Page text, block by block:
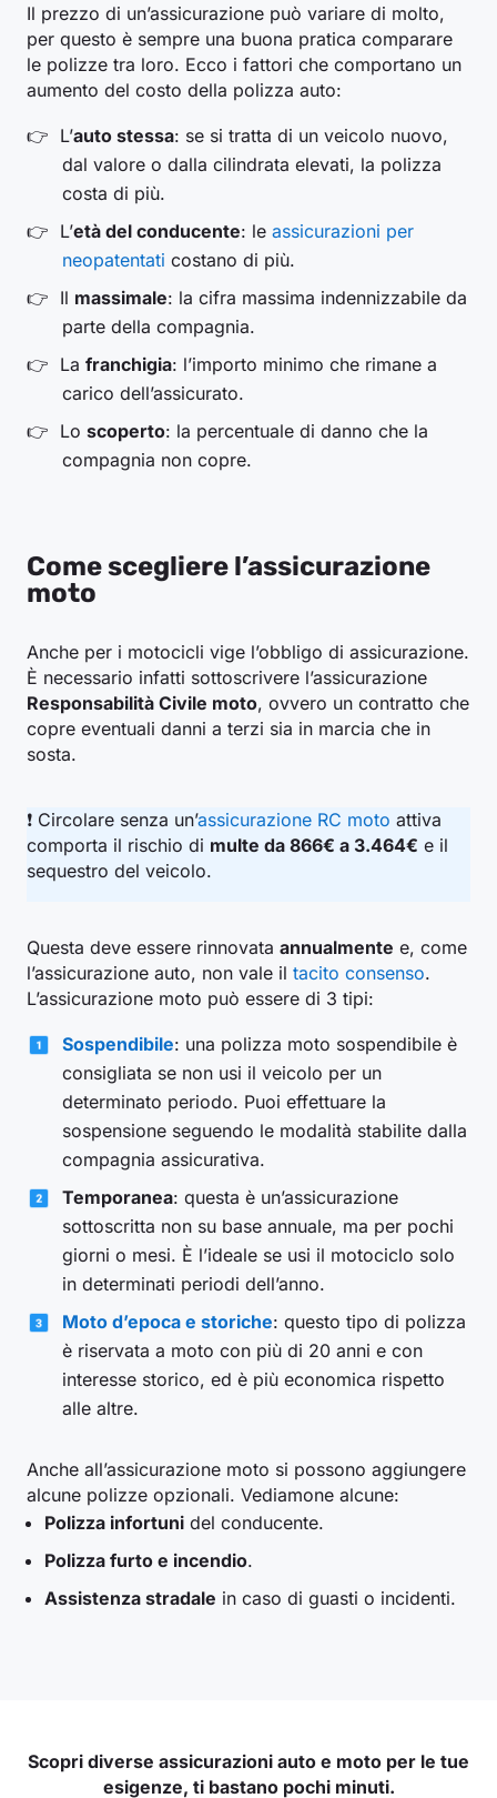
Il prezzo di un’assicurazione può variare di molto,
per questo è sempre una buona pratica comparare
le polizze tra loro. Ecco i fattori che comportano un
aumento del costo della polizza auto:
L’auto stessa: se si tratta di un veicolo nuovo,
dal valore o dalla cilindrata elevati, la polizza
costa di più.
L’età del conducente: le assicurazioni per
neopatentati costano di più.
Il massimale: la cifra massima indennizzabile da
parte della compagnia.
La franchigia: l’importo minimo che rimane a
carico dell’assicurato.
Lo scoperto: la percentuale di danno che la
compagnia non copre.
Come scegliere l’assicurazione
moto
Anche per i motocicli vige l’obbligo di assicurazione.
È necessario infatti sottoscrivere l’assicurazione
Responsabilità Civile moto, ovvero un contratto che
copre eventuali danni a terzi sia in marcia che in
sosta.
❗ Circolare senza un’assicurazione RC moto attiva
comporta il rischio di multe da 866€ a 3.464€ e il
sequestro del veicolo.
Questa deve essere rinnovata annualmente e, come
l’assicurazione auto, non vale il tacito consenso.
L’assicurazione moto può essere di 3 tipi:
Sospendibile: una polizza moto sospendibile è
consigliata se non usi il veicolo per un
determinato periodo. Puoi effettuare la
sospensione seguendo le modalità stabilite dalla
compagnia assicurativa.
Temporanea: questa è un’assicurazione
sottoscritta non su base annuale, ma per pochi
giorni o mesi. È l’ideale se usi il motociclo solo
in determinati periodi dell’anno.
Moto d’epoca e storiche: questo tipo di polizza
è riservata a moto con più di 20 anni e con
interesse storico, ed è più economica rispetto
alle altre.
Anche all’assicurazione moto si possono aggiungere
alcune polizze opzionali. Vediamone alcune:
Polizza infortuni del conducente.
Polizza furto e incendio.
Assistenza stradale in caso di guasti o incidenti.
Scopri diverse assicurazioni auto e moto per le tue
esigenze, ti bastano pochi minuti.